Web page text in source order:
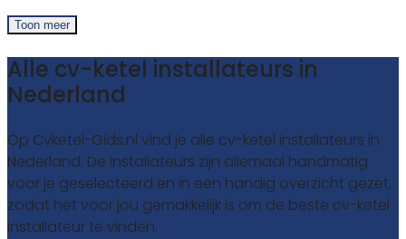
Toon meer
Alle cv-ketel installateurs in
Nederland
Op Cvketel-Gids.nl vind je alle cv-ketel installateurs in
Nederland. De installateurs zijn allemaal handmatig
voor je geselecteerd en in een handig overzicht gezet,
zodat het voor jou gemakkelijk is om de beste cv-ketel
installateur te vinden.